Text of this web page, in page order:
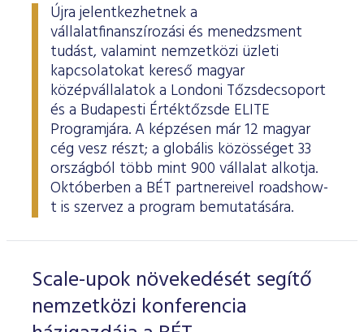
Újra jelentkezhetnek a
vállalatfinanszírozási és menedzsment
tudást, valamint nemzetközi üzleti
kapcsolatokat kereső magyar
középvállalatok a Londoni Tőzsdecsoport
és a Budapesti Értéktőzsde ELITE
Programjára. A képzésen már 12 magyar
cég vesz részt; a globális közösséget 33
országból több mint 900 vállalat alkotja.
Októberben a BÉT partnereivel roadshow-
t is szervez a program bemutatására.
Scale-upok növekedését segítő
nemzetközi konferencia